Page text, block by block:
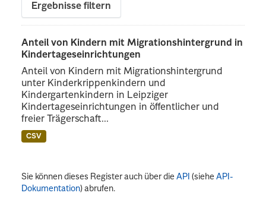
Ergebnisse filtern
Anteil von Kindern mit Migrationshintergrund in
Kindertageseinrichtungen
Anteil von Kindern mit Migrationshintergrund
unter Kinderkrippenkindern und
Kindergartenkindern in Leipziger
Kindertageseinrichtungen in öffentlicher und
freier Trägerschaft...
CSV
Sie können dieses Register auch über dieAPI (sieheAPI-
Dokumentation) abrufen.